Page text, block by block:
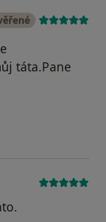
táta.Pane
odstraněn